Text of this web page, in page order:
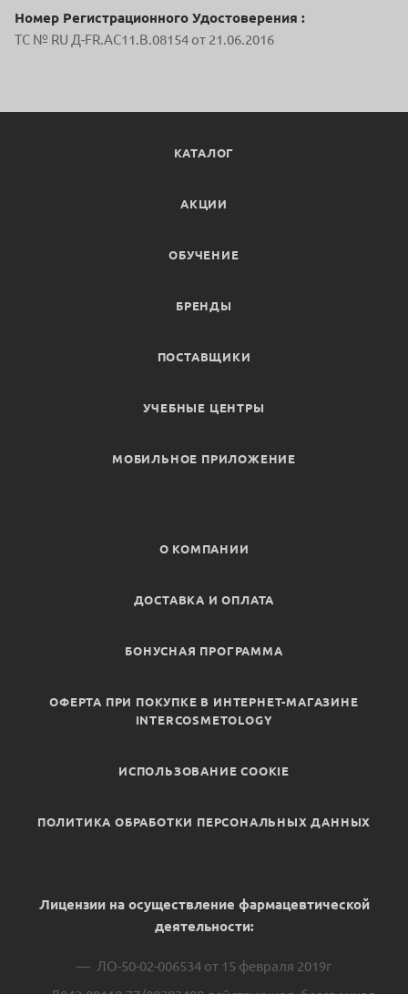
Номер Регистрационного Удостоверения :
ТС № RU Д-FR.AC11.B.08154 от 21.06.2016
КАТАЛОГ
АКЦИИ
ОБУЧЕНИЕ
БРЕНДЫ
ПОСТАВЩИКИ
УЧЕБНЫЕ ЦЕНТРЫ
МОБИЛЬНОЕ ПРИЛОЖЕНИЕ
О КОМПАНИИ
ДОСТАВКА И ОПЛАТА
БОНУСНАЯ ПРОГРАММА
ОФЕРТА ПРИ ПОКУПКЕ В ИНТЕРНЕТ-МАГАЗИНЕ
INTERCOSMETOLOGY
ИСПОЛЬЗОВАНИЕ COOKIE
ПОЛИТИКА ОБРАБОТКИ ПЕРСОНАЛЬНЫХ ДАННЫХ
Лицензии на осуществление фармацевтической
деятельности:
ЛО-50-02-006534 от 15 февраля 2019г